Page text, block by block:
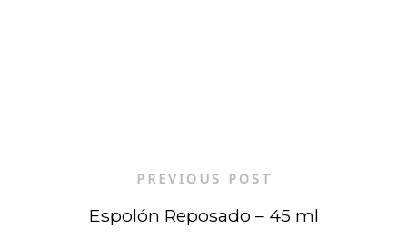
PREVIOUS POST
Espolón Reposado – 45 ml